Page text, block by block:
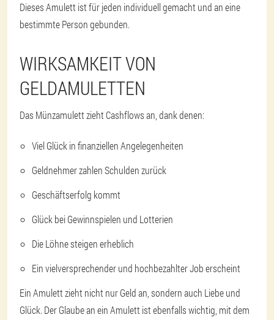
Dieses Amulett ist für jeden individuell gemacht und an eine
bestimmte Person gebunden.
WIRKSAMKEIT VON
GELDAMULETTEN
Das Münzamulett zieht Cashflows an, dank denen:
Viel Glück in finanziellen Angelegenheiten
Geldnehmer zahlen Schulden zurück
Geschäftserfolg kommt
Glück bei Gewinnspielen und Lotterien
Die Löhne steigen erheblich
Ein vielversprechender und hochbezahlter Job erscheint
Ein Amulett zieht nicht nur Geld an, sondern auch Liebe und
Glück. Der Glaube an ein Amulett ist ebenfalls wichtig, mit dem